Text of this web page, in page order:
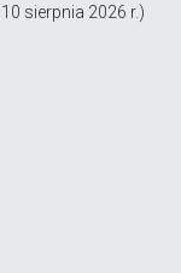
sierpnia 2026 r.)